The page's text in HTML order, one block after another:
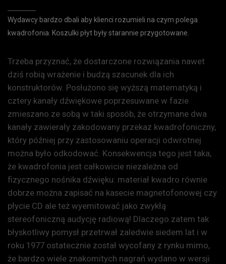
Wydawcy bardzo dbali aby klienci rozumieli na czym polega
kwadrofonia. Koszulki płyt były starannie przygotowane.
Trzeba przyznać, że dostarczone rozwiązania nawet
dziś robią wrażenie i budzą szacunek dla ich
konstruktorów. Posłużono się wyższą matematyką i
cztery kanały dźwiękowe poprzesuwane w fazie
zmieszano ze sobą w taki sposób, że otrzymane dwa
kanały zawierały zakodowany przekaz kwadrofoniczny,
który później przy zastosowaniu operacji odwrotnej
można było odkodować. Konsekwencja tego jest taka,
że kwadrofonia jest całkowicie niezależna od
fizycznego nośnika dźwięku: materiał kwadro równie
dobrze można zapisać na kasecie magnetofonowej czy
płycie CD ale też wyemitować jako zwykłą
stereofoniczną audycję radiową! Dlaczego zatem tak
błyskotliwy pomysł przetrwał zaledwie siedem lat i w
roku 1977 ostatecznie został wycofany z rynku mimo,
że bardzo wiele znakomitych nagrań wydano w wersji